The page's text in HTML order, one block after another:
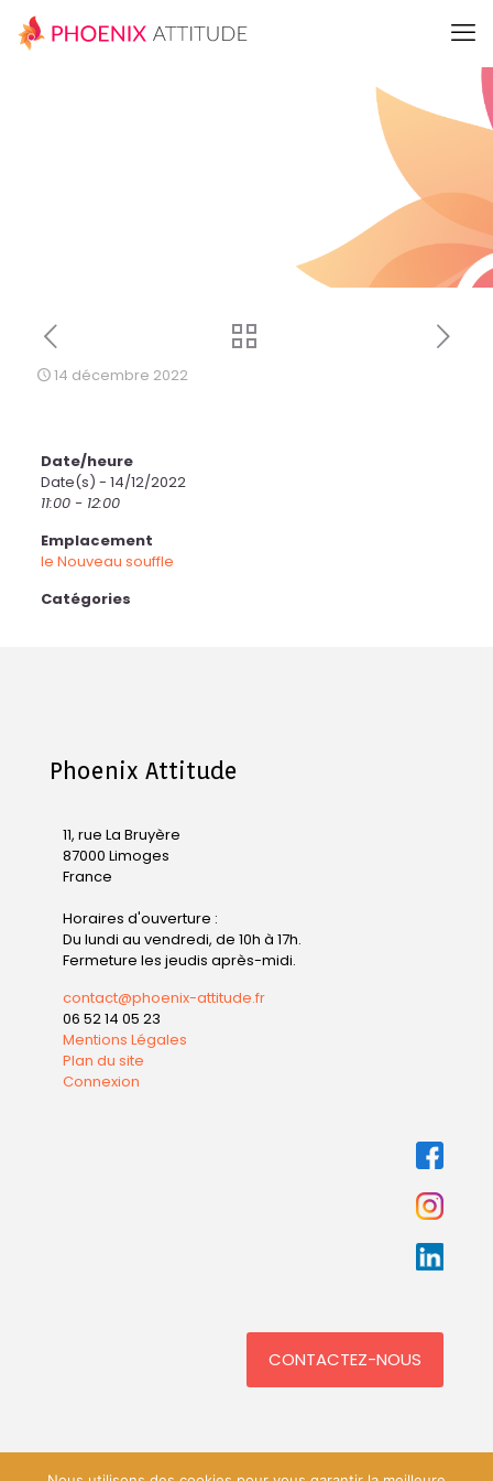
14 décembre 2022
Date/heure
Date(s) - 14/12/2022
11:00 - 12:00
Emplacement
le Nouveau souffle
Catégories
Phoenix Attitude
11, rue La Bruyère
87000 Limoges
France
Horaires d'ouverture :
Du lundi au vendredi, de 10h à 17h.
Fermeture les jeudis après-midi.
contact@phoenix-attitude.fr
06 52 14 05 23
Mentions Légales
Plan du site
Connexion
CONTACTEZ-NOUS